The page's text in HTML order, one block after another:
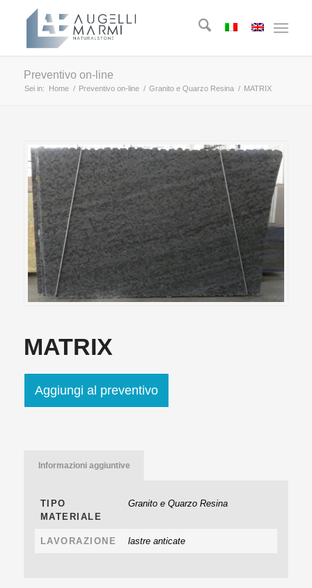
Preventivo on-line
Sei in: Home / Preventivo on-line / Granito e Quarzo Resina / MATRIX
MATRIX
Aggiungi al preventivo
Informazioni aggiuntive
TIPO
MATERIALE
Granito e Quarzo Resina
LAVORAZIONE lastre anticate